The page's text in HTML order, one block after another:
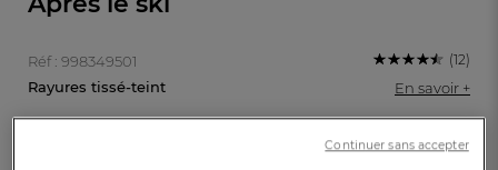
Réf : 998349501
Rayures tissé-teint
(12)
En savoir +
Continuer sans accepter